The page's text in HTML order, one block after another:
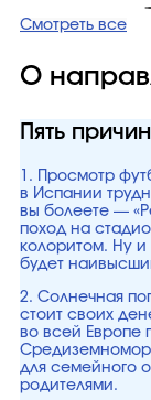
Смотреть все
О
Пять
1. Просмотр
в Испании
вы болеете —
поход на
колоритом. Ну и
будет
2. Солнечная
стоит своих
во всей Европе
для семейного
родителями.